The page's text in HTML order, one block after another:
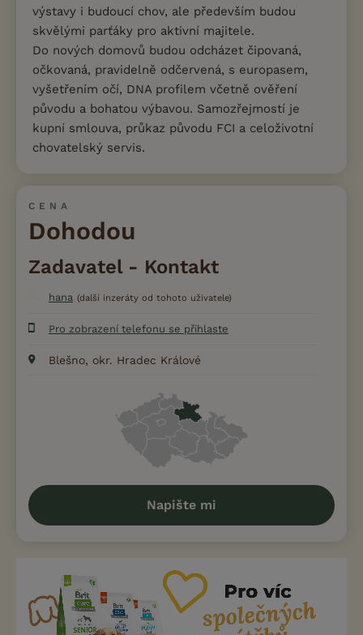
výstavy i budoucí chov, ale především budou
skvělými parťáky pro aktivní majitele.
Do nových domovů budou odcházet čipovaná,
očkovaná, pravidelně odčervená, s europasem,
vyšetřením očí, DNA profilem včetně ověření
původu a bohatou výbavou. Samozřejmostí je
kupní smlouva, průkaz původu FCI a celoživotní
chovatelský servis.
CENA
Dohodou
Zadavatel - Kontakt
hana (další inzeráty od tohoto uživatele)
Pro zobrazení telefonu se přihlaste
Blešno, okr. Hradec Králové
Napište mi